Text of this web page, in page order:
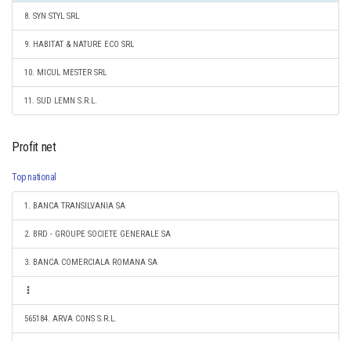
8. SYN STYL SRL
9. HABITAT & NATURE ECO SRL
10. MICUL MESTER SRL
11. SUD LEMN S.R.L.
Profit net
Top national
1. BANCA TRANSILVANIA SA
2. BRD - GROUPE SOCIETE GENERALE SA
3. BANCA COMERCIALA ROMANA SA
565184. ARVA CONS S.R.L.